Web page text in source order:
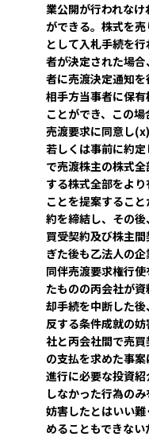
業公開が行われな
ができる。株式を
として入札手続を
者が決定された場
者に売渡決定通知を
相手方当事者に保
ことができ、この
売渡要求に同意し
若しくは事前に約
で売渡株主の株式
する株式全部をよ
ことを提案するこ
約を締結し、その
買受契約及び株主
ぎた後も乙法人の
同伴売渡要求権行
たものの丙会社が
却手続を中断した
反する条件成就の
社と丙会社間で売
の支払を求めた事
進行に必要な投資
しなかった行為の
妨害したとはいい
めることもできな